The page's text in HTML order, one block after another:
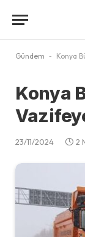
Gündem - Konya
Konya
23/11/2024 2